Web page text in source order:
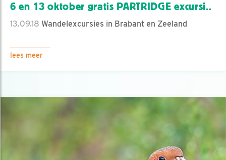
6 en 13 oktober gratis PARTRIDGE excursi..
13.09.18 Wandelexcursies in Brabant en Zeeland
lees meer